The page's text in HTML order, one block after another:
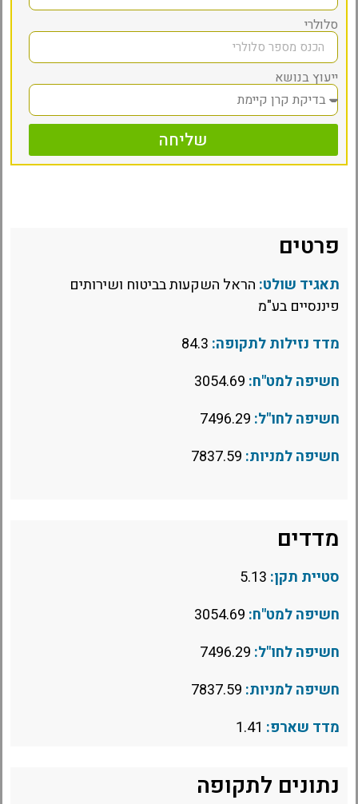
סלולרי
ייעוץ בנושא
שליחה
פרטים
תאגיד שולט: הראל השקעות בביטוח ושירותים
פיננסיים בע"מ
מדד נזילות לתקופה:
חשיפה למט"ח:
חשיפה לחו"ל:
חשיפה למניות:
מדדים
סטיית תקן:
חשיפה למט"ח:
חשיפה לחו"ל:
חשיפה למניות:
מדד שארפ:
נתונים לתקופה